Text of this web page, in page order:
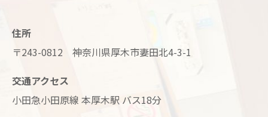
住所
〒243-0812 神奈川県厚木市妻田北4-3-1
交通アクセス
小田急小田原線 本厚木駅 バス18分